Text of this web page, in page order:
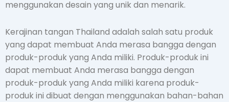
menggunakan desain yang unik dan menarik.
Kerajinan tangan Thailand adalah salah satu produk
yang dapat membuat Anda merasa bangga dengan
produk-produk yang Anda miliki. Produk-produk ini
dapat membuat Anda merasa bangga dengan
produk-produk yang Anda miliki karena produk-
produk ini dibuat dengan menggunakan bahan-bahan